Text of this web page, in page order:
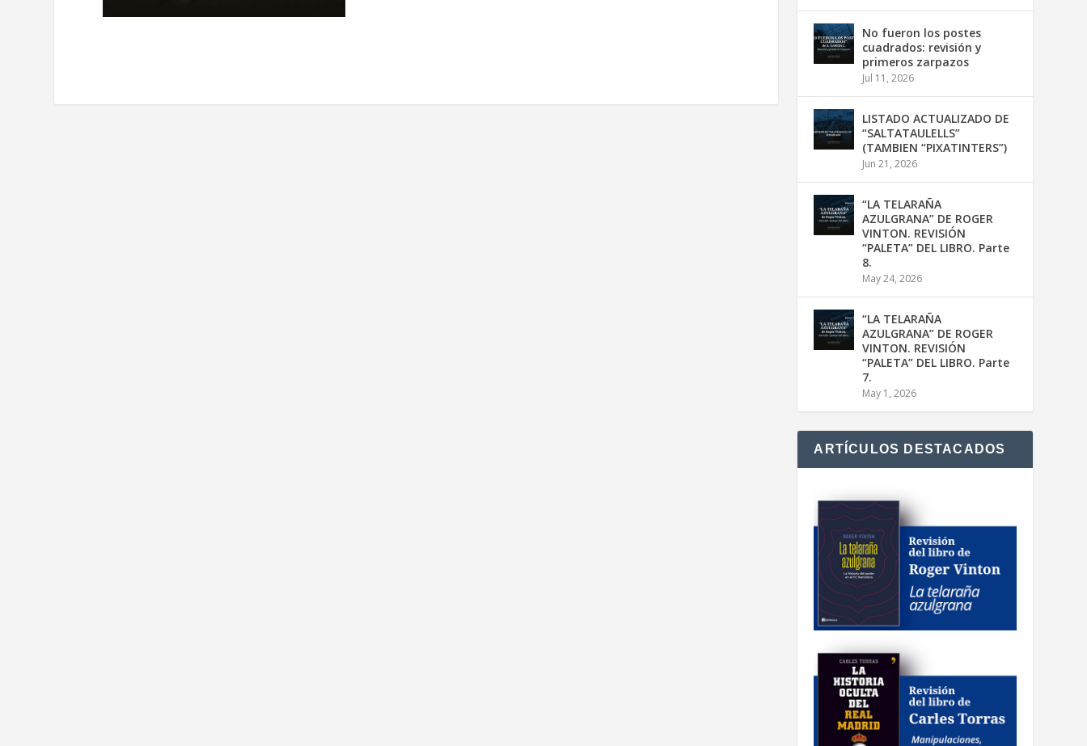
No fueron los postes
cuadrados: revisión y
primeros zarpazos
Jul 11, 2026
LISTADO ACTUALIZADO DE
“SALTATAULELLS”
(TAMBIEN “PIXATINTERS”)
Jun 21, 2026
“LA TELARAÑA
AZULGRANA” DE ROGER
VINTON. REVISIÓN
“PALETA” DEL LIBRO. Parte
8.
May 24, 2026
“LA TELARAÑA
AZULGRANA” DE ROGER
VINTON. REVISIÓN
“PALETA” DEL LIBRO. Parte
7.
May 1, 2026
ARTÍCULOS DESTACADOS